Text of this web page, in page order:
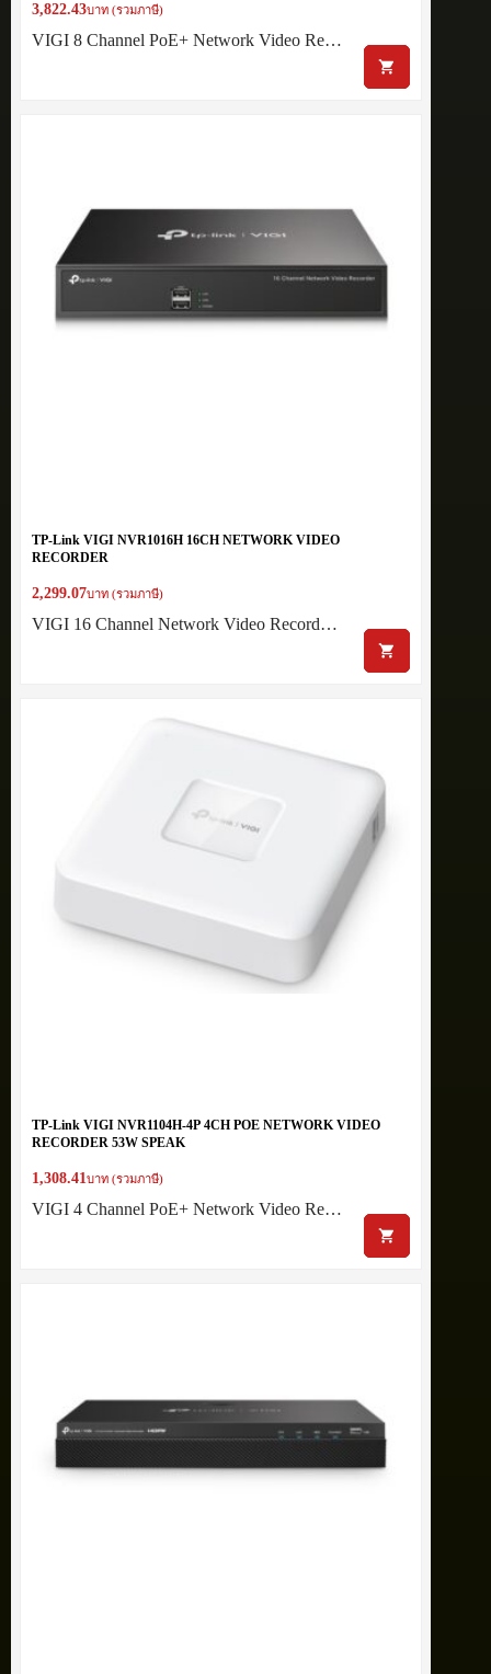
3,822.43บาท (รวมภาษี)
VIGI 8 Channel PoE+ Network Video Re…
TP-Link VIGI NVR1016H 16CH NETWORK VIDEO
RECORDER
2,299.07บาท (รวมภาษี)
VIGI 16 Channel Network Video Record…
TP-Link VIGI NVR1104H-4P 4CH POE NETWORK VIDEO
RECORDER 53W SPEAK
1,308.41บาท (รวมภาษี)
VIGI 4 Channel PoE+ Network Video Re…